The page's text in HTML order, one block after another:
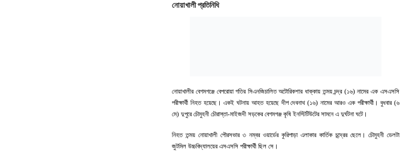
নোয়াখালী প্রতিনিধি
নোয়াখালীর বেগমগঞ্জে বেপরোয়া গতির সিএনজিচালিত অটোরিকশার ধাক্কায় তন্ময় চন্দ্র (১৬) নামের এক এসএসসি
পরীক্ষার্থী নিহত হয়েছে। একই ঘটনায় আহত হয়েছে দীপ দেবনাথ (১৬) নামের আরও এক পরীক্ষার্থী। বুধবার (৬
মে) দুপুরে চৌমুহনী চৌরাস্তা-মাইজদী সড়কের বেগমগঞ্জ কৃষি ইনস্টিটিউটের সামনে এ দুর্ঘটনা ঘটে।
নিহত তন্ময় নোয়াখালী পৌরসভার ৩ নম্বর ওয়ার্ডের কুরিপাড়া এলাকার কার্তিক চন্দ্রের ছেলে। চৌমুহনী ডেলটা
জুটমিল উচ্চবিদ্যালয়ের এসএসসি পরীক্ষার্থী ছিল সে।